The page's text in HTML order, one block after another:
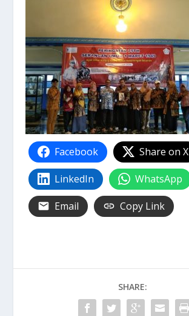
Facebook Share on X
LinkedIn WhatsApp
Email Copy Link
SHARE: